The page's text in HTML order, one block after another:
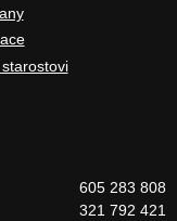
605 283 808
321 792 421